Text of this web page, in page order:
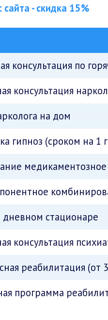
сайта - скидка 15%
консультация по
консультация
на дом
гипноз (сроком на 1
медикаментозное
дневном стационаре
консультация
реабилитация (от
программа